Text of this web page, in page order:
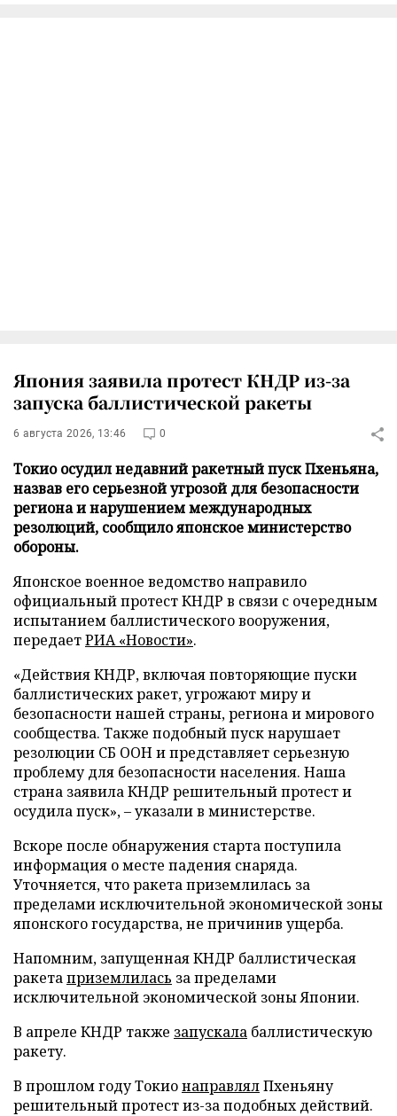
Япония заявила протест КНДР из-за
запуска баллистической ракеты
6 августа 2026, 13:46 0
Токио осудил недавний ракетный пуск Пхеньяна,
назвав его серьезной угрозой для безопасности
региона и нарушением международных
резолюций, сообщило японское министерство
обороны.
Японское военное ведомство направило
официальный протест КНДР в связи с очередным
испытанием баллистического вооружения,
передаетРИА «Новости».
«Действия КНДР, включая повторяющие пуски
баллистических ракет, угрожают миру и
безопасности нашей страны, региона и мирового
сообщества. Также подобный пуск нарушает
резолюции СБ ООН и представляет серьезную
проблему для безопасности населения. Наша
страна заявила КНДР решительный протест и
осудила пуск», – указали в министерстве.
Вскоре после обнаружения старта поступила
информация о месте падения снаряда.
Уточняется, что ракета приземлилась за
пределами исключительной экономической зоны
японского государства, не причинив ущерба.
Напомним, запущенная КНДР баллистическая
ракетаприземлилась за пределами
исключительной экономической зоны Японии.
В апреле КНДР также запускала баллистическую
ракету.
В прошлом году ТокионаправлялПхеньяну
решительный протест из-за подобных действий.